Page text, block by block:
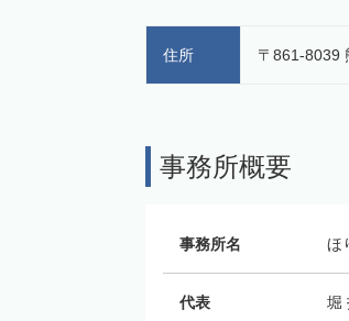
住所 〒861-8039
事務所概要
事務所名 ほ
代表 堀